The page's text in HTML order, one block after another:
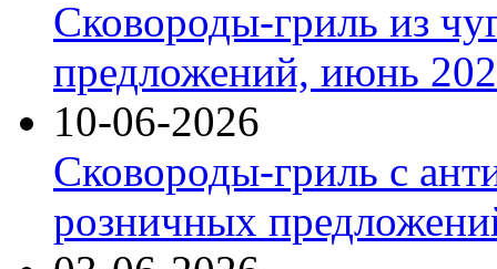
Сковороды-гриль из
предложений, июнь
10-06-2026
Сковороды-гриль с
розничных